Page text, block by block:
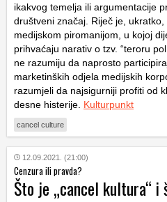
ikakvog temelja ili argumentacije
društveni značaj. Riječ je,
medijskom piromanijom, u kojoj
prihvaćaju narativ o tzv. “teroru
ne razumiju da naprosto
marketinških odjela medijskih
razumjeli da najsigurniji profiti od
desne histerije. Kulturpunkt
cancel culture
12.09.2021. (21:00)
Cenzura ili pravda?
Što je „cancel kultura“ i